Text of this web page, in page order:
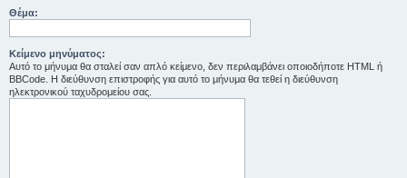
Θέμα:
Κείμενο μηνύματος:
Αυτό το μήνυμα θα σταλεί σαν απλό κείμενο, δεν περιλαμβάνει οποιοδήποτε HTML ή
BBCode. Η διεύθυνση επιστροφής για αυτό το μήνυμα θα τεθεί η διεύθυνση
ηλεκτρονικού ταχυδρομείου σας.